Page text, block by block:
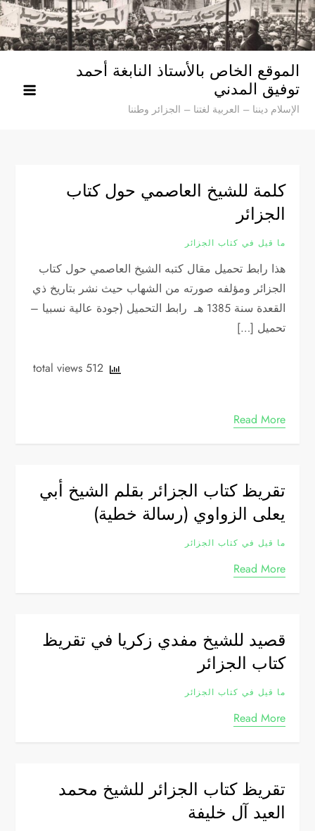
Skip
to
content
الموقع الخاص بالأستاذ النابغة أحمد
توفيق المدني
الإسلام ديننا – العربية لغتنا – الجزائر وطننا
كلمة للشيخ العاصمي حول كتاب
الجزائر
ما قيل في كتاب الجزائر
هذا رابط تحميل مقال كتبه الشيخ العاصمي حول كتاب
الجزائر ومؤلفه صورته من الشهاب حيث نشر بتاريخ ذي
القعدة سنة 1385 هـ رابط التحميل (جودة عالية نسبيا –
تحميل […]
Read More
تقريظ كتاب الجزائر بقلم الشيخ أبي
يعلى الزواوي (رسالة خطية)
ما قيل في كتاب الجزائر
Read More
قصيد للشيخ مفدي زكريا في تقريظ
كتاب الجزائر
ما قيل في كتاب الجزائر
Read More
تقريظ كتاب الجزائر للشيخ محمد
العيد آل خليفة